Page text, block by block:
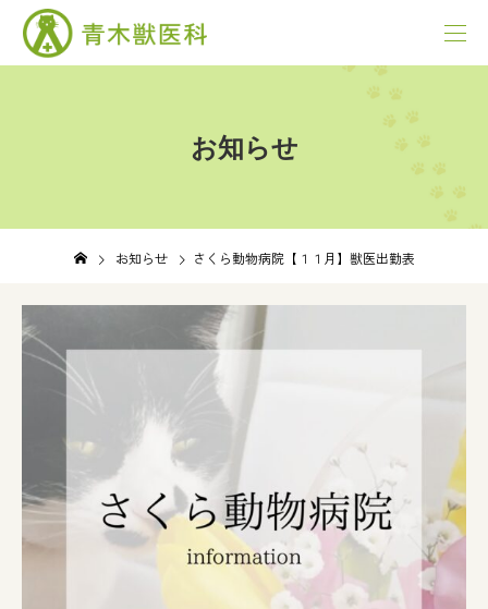
動物病院 さくら動物病院
お知らせ
お知らせ さくら動物病院【１１月】獣医出勤表